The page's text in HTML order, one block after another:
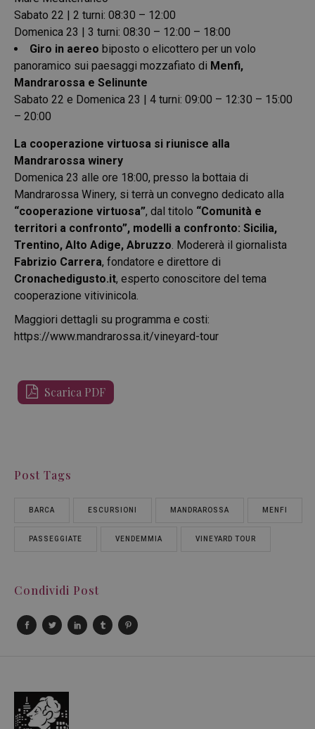
Sabato 22 | 2 turni: 08:30 – 12:00
Domenica 23 | 3 turni: 08:30 – 12:00 – 18:00
Giro in aereo biposto o elicottero per un volo
panoramico sui paesaggi mozzafiato di Menfi,
Mandrarossa e Selinunte
Sabato 22 e Domenica 23 | 4 turni: 09:00 – 12:30 – 15:00
– 20:00
La cooperazione virtuosa si riunisce alla
Mandrarossa winery
Domenica 23 alle ore 18:00, presso la bottaia di
Mandrarossa Winery, si terrà un convegno dedicato alla
“cooperazione virtuosa”, dal titolo “Comunità e
territori a confronto”, modelli a confronto: Sicilia,
Trentino, Alto Adige, Abruzzo . Modererà il giornalista
Fabrizio Carrera, fondatore e direttore di
Cronachedigusto.it, esperto conoscitore del tema
cooperazione vitivinicola.
Maggiori dettagli su programma e costi:
https://www.mandrarossa.it/vineyard-tour
Scarica PDF
Post Tags
BARCA ESCURSIONI MANDRAROSSA MENFI
PASSEGGIATE VENDEMMIA VINEYARD TOUR
Condividi Post